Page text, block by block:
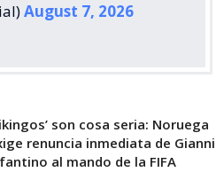
August 7, 2026
son cosa seria: Noruega
renuncia inmediata de Gianni
al mando de la FIFA